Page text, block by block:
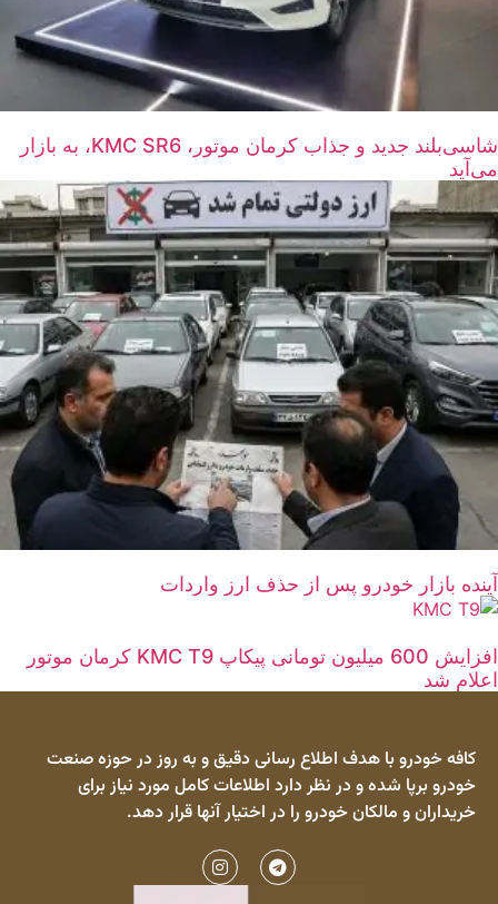
شاسی‌بلند جدید و جذاب کرمان موتور، KMC SR6، به بازار
می‌آید
آینده بازار خودرو پس از حذف ارز واردات
افزایش 600 میلیون تومانی پیکاپ KMC T9 کرمان موتور
اعلام شد
کافه خودرو با هدف اطلاع رسانی دقیق و به روز در حوزه صنعت
خودرو برپا شده و در نظر دارد اطلاعات کامل مورد نیاز برای
خریداران و مالکان خودرو را در اختیار آنها قرار دهد.